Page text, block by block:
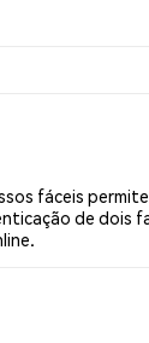
fáceis
de dois